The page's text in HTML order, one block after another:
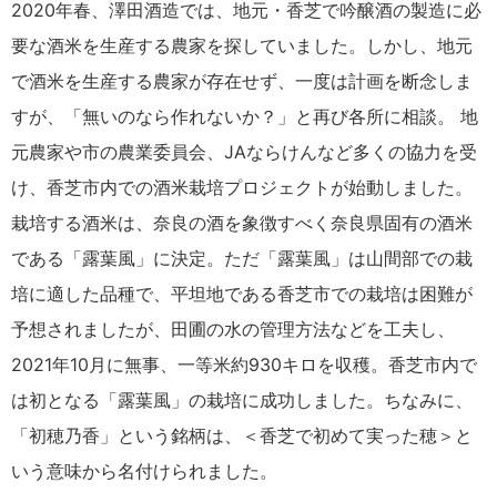
2020年春、澤田酒造では、地元・香芝で吟醸酒の製造に必
要な酒米を生産する農家を探していました。しかし、地元
で酒米を生産する農家が存在せず、一度は計画を断念しま
すが、「無いのなら作れないか？」と再び各所に相談。 地
元農家や市の農業委員会、JAならけんなど多くの協力を受
け、香芝市内での酒米栽培プロジェクトが始動しました。
栽培する酒米は、奈良の酒を象徴すべく奈良県固有の酒米
である「露葉風」に決定。ただ「露葉風」は山間部での栽
培に適した品種で、平坦地である香芝市での栽培は困難が
予想されましたが、田圃の水の管理方法などを工夫し、
2021年10月に無事、一等米約930キロを収穫。香芝市内で
は初となる「露葉風」の栽培に成功しました。ちなみに、
「初穂乃香」という銘柄は、＜香芝で初めて実った穂＞と
いう意味から名付けられました。